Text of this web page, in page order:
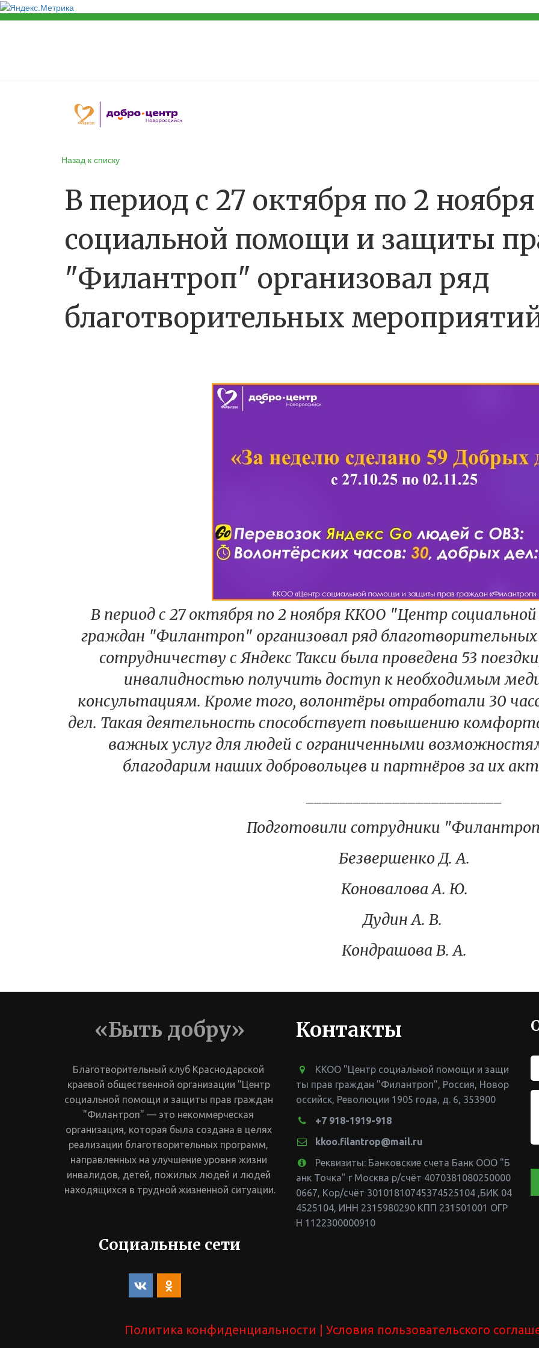
Назад к списку
В период с 27 октября по 2
социальной помощи и защиты
"Филантроп" организовал ряд
благотворительных
В период с 27 октября по 2 ноября ККОО "Центр
граждан "Филантроп" организовал ряд
сотрудничеству с Яндекс Такси была проведена 53
инвалидностью получить доступ к необходимым
консультациям. Кроме того, волонтёры отработали 30
дел. Такая деятельность способствует повышению
важных услуг для людей с ограниченными
благодарим наших добровольцев и партнёров за их
Подготовили сотрудники
Безвершенко Д. А.
Коновалова А. Ю.
Дудин А. В.
Кондрашова В. А.
«Быть добру»
Благотворительный клуб Краснодарской
краевой общественной организации "Центр
социальной помощи и защиты прав граждан
"Филантроп" — это некоммерческая
организация, которая была создана в целях
реализации благотворительных программ,
направленных на улучшение уровня жизни
инвалидов, детей, пожилых людей и людей
находящихся в трудной жизненной ситуации.
Социальные сети
Контакты
ККОО "Центр социальной помощи и защи
ты прав граждан "Филантроп", Россия, Новор
оссийск, Революции 1905 года, д. 6, 353900
+7 918-1919-918
kkoo.filantrop@mail.ru
Реквизиты: Банковские счета Банк ООО "Б
анк Точка" г Москва р/счёт 4070381080250000
0667, Кор/счёт 30101810745374525104 ,БИК 04
4525104, ИНН 2315980290 КПП 231501001 ОГР
Н 1122300000910
Политика конфиденциальности | Условия пользовательского